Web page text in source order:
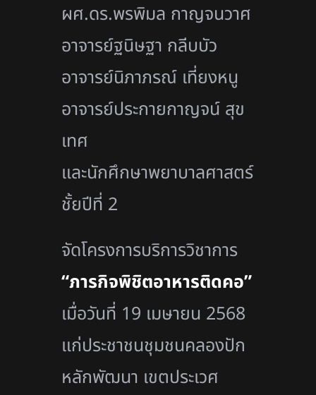
ผศ.ดร.พรพิมล กาญจนวาศ
อาจารย์ฐนิษฐา กลีบบัว
อาจารย์นิภาภรณ์ เที่ยงหนู
อาจารย์ประกายกาญจน์ สุข
เทศ
และนักศึกษาพยาบาลศาสตร์
ชั้ยปีที่ 2
จัดโครงการบริการวิชาการ
“ภารกิจพิชิตอาหารติดคอ”
เมื่อวันที่ 19 เมษายน 2568
แก่ประชาชนชุมชนคลองปัก
หลักพัฒนา เขตประเวศ